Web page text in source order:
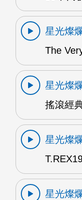
星光燦
The
星光燦
搖滾經
星光燦
星光燦